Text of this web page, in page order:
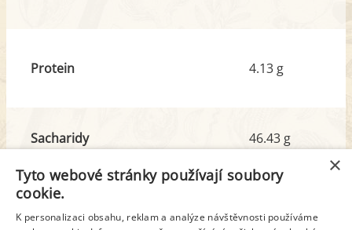
Protein 4.13 g
Sacharidy
46.43 g
Tuk
20.29 g
×
Tyto webové stránky používají soubory
cookie.
K personalizaci obsahu, reklam a analýze návštěvnosti používáme